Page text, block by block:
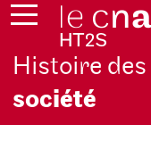
Histoire des
société